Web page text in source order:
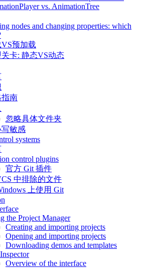
vs. AnimationTree
nodes and changing properties: which
VS预加载
关卡: 静态VS动态
指南
忽略具体文件夹
写敏感
systems
control plugins
官方 Git 插件
中排除的文件
上使用 Git
the Project Manager
Creating and importing projects
Opening and importing projects
Downloading demos and templates
Overview of the interface